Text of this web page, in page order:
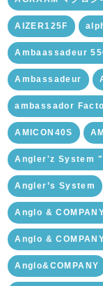
AIZER125F
Ambaassadeur
Ambassadeur
ambassador
AMICON40S
Angler'z System
Angler’s System
Anglo &
Anglo &
Anglo&COMPANY